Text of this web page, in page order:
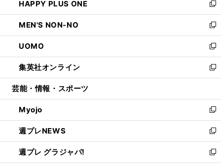
く
で
開
く
ド
ウ
で
開
く
ィ
ン
ド
ウ
で
開
く
い
ウ
ィ
ン
ド
ウ
で
開
HAPPY PLUS ONE
新
し
い
ウ
ィ
ン
ド
ウ
開
く
MEN'S NON-NO
新
し
い
ウ
ィ
ン
ウ
で
開
く
UOMO
新
し
い
ウ
ン
ド
ウ
で
開
く
集英社オンライン
新
し
ウ
ィ
ン
ド
ウ
で
開
芸能・情報・スポーツ
Myojo
新
し
い
ウ
ィ
ン
週プレNEWS
新
し
い
ウ
週プレ グラジャパ!
新